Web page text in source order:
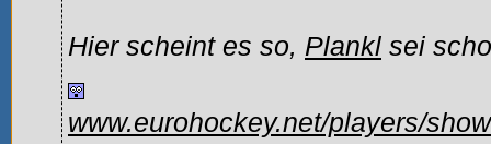
Hier scheint es so, Plankl sei
www.eurohockey.net/players/